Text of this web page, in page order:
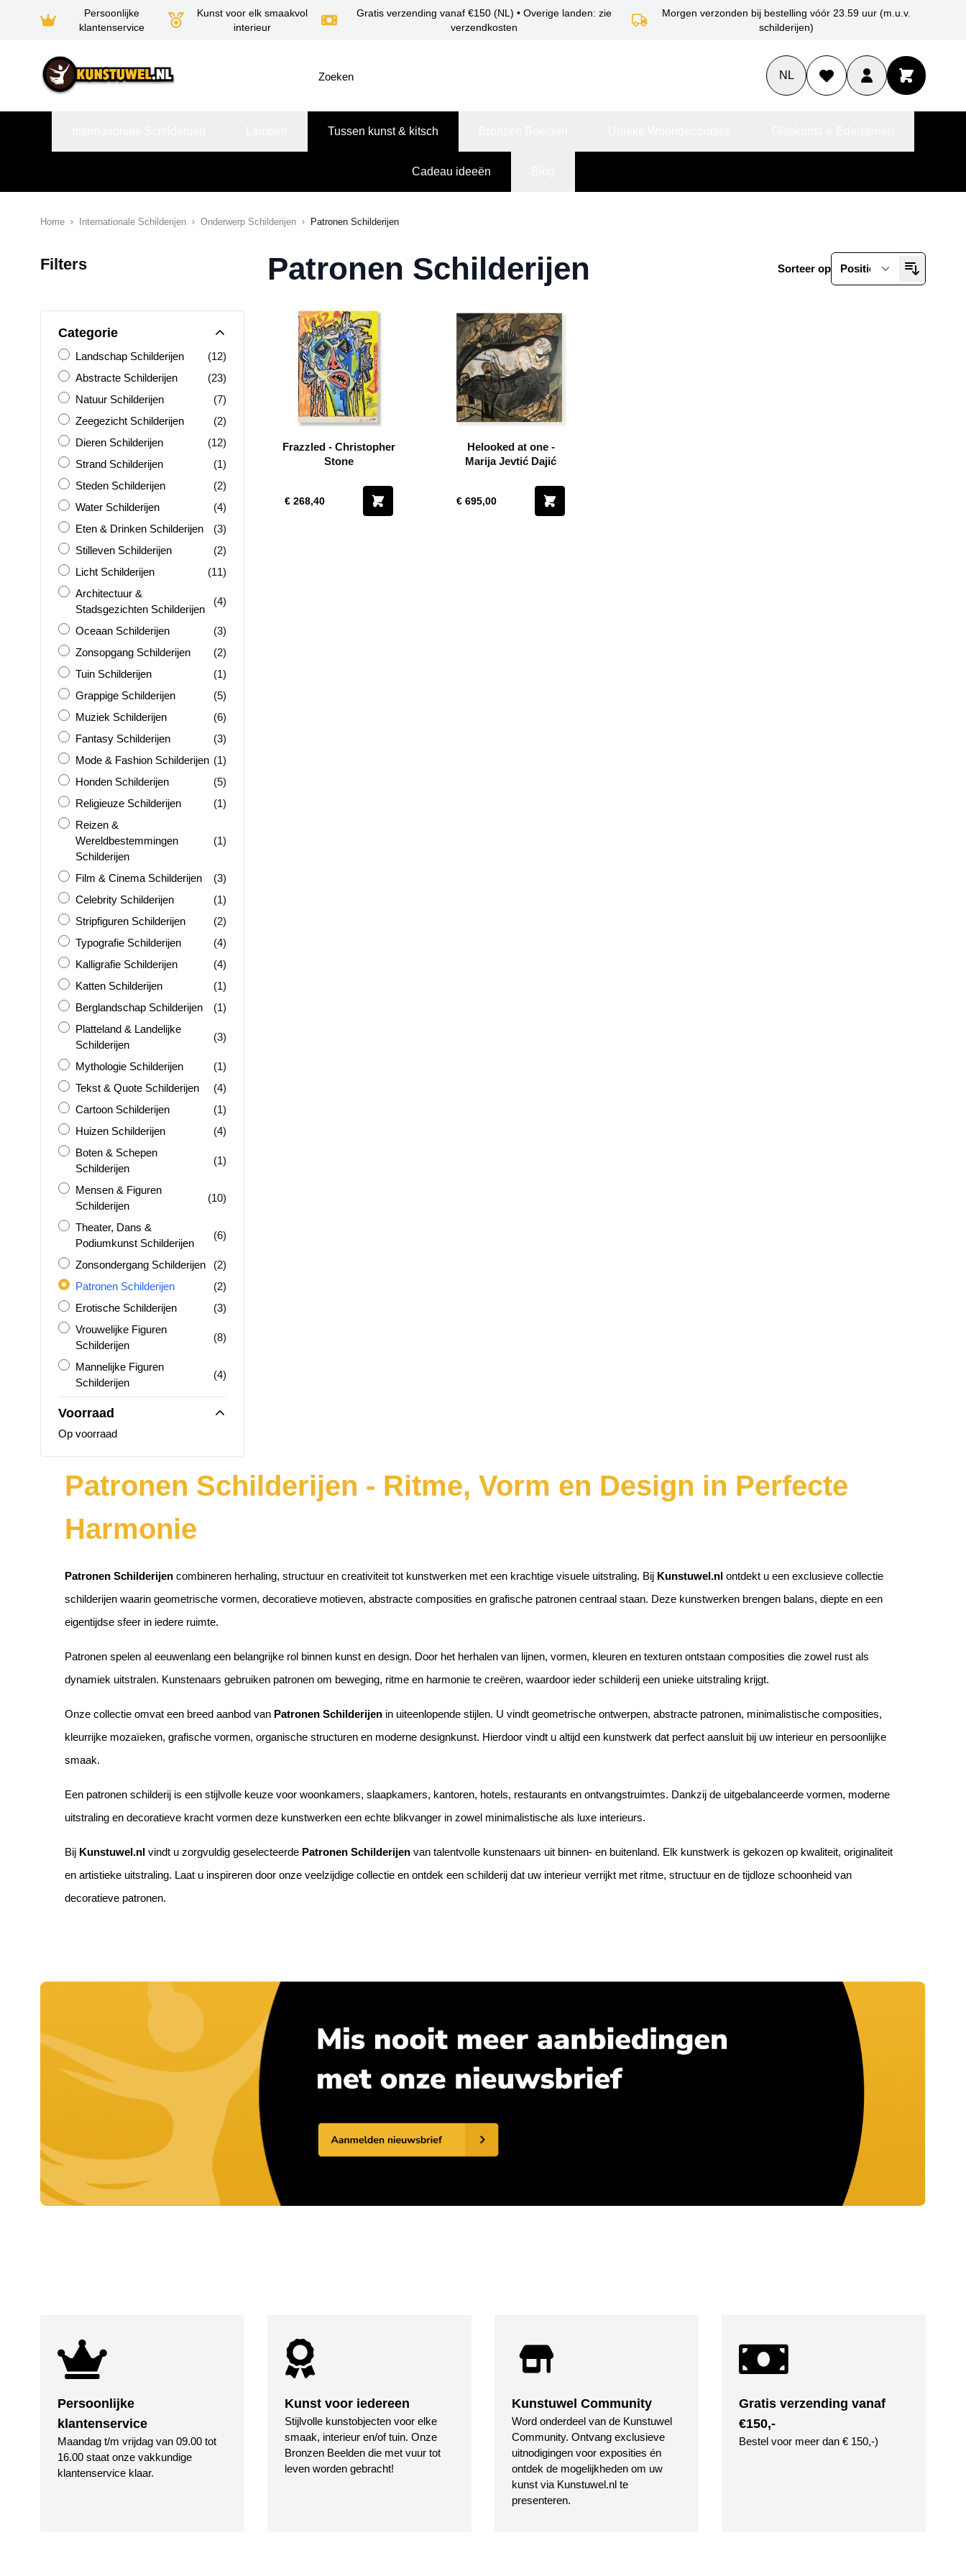
Persoonlijke
klantenservice
Kunst voor elk smaakvol
interieur
Gratis verzending vanaf €150 (NL) • Overige landen: zie
verzendkosten
Morgen verzonden bij bestelling vóór 23.59 uur (m.u.v.
schilderijen)
NL
Tussen kunst & kitsch
Cadeau ideeën
Home Internationale Schilderijen Onderwerp Schilderijen Patronen Schilderijen
Filters
Categorie
Landschap Schilderijen
Landschap Schilderijen (12)
Abstracte Schilderijen
Abstracte Schilderijen (23)
Natuur Schilderijen
Natuur Schilderijen (7)
Zeegezicht Schilderijen
Zeegezicht Schilderijen (2)
Dieren Schilderijen
Dieren Schilderijen (12)
Strand Schilderijen
Strand Schilderijen (1)
Steden Schilderijen
Steden Schilderijen (2)
Water Schilderijen
Water Schilderijen (4)
Eten &amp; Drinken Schilderijen
Eten & Drinken Schilderijen (3)
Stilleven Schilderijen
Stilleven Schilderijen (2)
Licht Schilderijen
Licht Schilderijen (11)
Architectuur &amp; Stadsgezichten Schilderijen
Architectuur &
Stadsgezichten Schilderijen
(4)
Oceaan Schilderijen
Oceaan Schilderijen (3)
Zonsopgang Schilderijen
Zonsopgang Schilderijen (2)
Tuin Schilderijen
Tuin Schilderijen (1)
Grappige Schilderijen
Grappige Schilderijen (5)
Muziek Schilderijen
Muziek Schilderijen (6)
Fantasy Schilderijen
Fantasy Schilderijen (3)
Mode &amp; Fashion Schilderijen
Mode & Fashion Schilderijen (1)
Honden Schilderijen
Honden Schilderijen (5)
Religieuze Schilderijen
Religieuze Schilderijen (1)
Reizen &amp; Wereldbestemmingen Schilderijen
Reizen &
Wereldbestemmingen
Schilderijen
(1)
Film &amp; Cinema Schilderijen
Film & Cinema Schilderijen (3)
Celebrity Schilderijen
Celebrity Schilderijen (1)
Stripfiguren Schilderijen
Stripfiguren Schilderijen (2)
Typografie Schilderijen
Typografie Schilderijen (4)
Kalligrafie Schilderijen
Kalligrafie Schilderijen (4)
Katten Schilderijen
Katten Schilderijen (1)
Berglandschap Schilderijen
Berglandschap Schilderijen (1)
Platteland &amp; Landelijke Schilderijen
Platteland & Landelijke
Schilderijen
(3)
Mythologie Schilderijen
Mythologie Schilderijen (1)
Tekst &amp; Quote Schilderijen
Tekst & Quote Schilderijen (4)
Cartoon Schilderijen
Cartoon Schilderijen (1)
Huizen Schilderijen
Huizen Schilderijen (4)
Boten &amp; Schepen Schilderijen
Boten & Schepen
Schilderijen
(1)
Mensen &amp; Figuren Schilderijen
Mensen & Figuren
Schilderijen
(10)
Theater, Dans &amp; Podiumkunst Schilderijen
Theater, Dans &
Podiumkunst Schilderijen
(6)
Zonsondergang Schilderijen
Zonsondergang Schilderijen (2)
Patronen Schilderijen
Patronen Schilderijen (2)
Erotische Schilderijen
Erotische Schilderijen (3)
Vrouwelijke Figuren Schilderijen
Vrouwelijke Figuren
Schilderijen
(8)
Mannelijke Figuren Schilderijen
Mannelijke Figuren
Schilderijen
(4)
Voorraad
Op voorraad
Patronen Schilderijen Sorteer op
Frazzled - Christopher
Stone
€ 268,40
Helooked at one -
Marija Jevtić Dajić
€ 695,00
Patronen Schilderijen - Ritme, Vorm en Design in Perfecte
Harmonie
Patronen Schilderijen combineren herhaling, structuur en creativiteit tot kunstwerken met een krachtige visuele uitstraling. Bij Kunstuwel.nl ontdekt u een exclusieve collectie
schilderijen waarin geometrische vormen, decoratieve motieven, abstracte composities en grafische patronen centraal staan. Deze kunstwerken brengen balans, diepte en een
eigentijdse sfeer in iedere ruimte.
Patronen spelen al eeuwenlang een belangrijke rol binnen kunst en design. Door het herhalen van lijnen, vormen, kleuren en texturen ontstaan composities die zowel rust als
dynamiek uitstralen. Kunstenaars gebruiken patronen om beweging, ritme en harmonie te creëren, waardoor ieder schilderij een unieke uitstraling krijgt.
Onze collectie omvat een breed aanbod van Patronen Schilderijen in uiteenlopende stijlen. U vindt geometrische ontwerpen, abstracte patronen, minimalistische composities,
kleurrijke mozaïeken, grafische vormen, organische structuren en moderne designkunst. Hierdoor vindt u altijd een kunstwerk dat perfect aansluit bij uw interieur en persoonlijke
smaak.
Een patronen schilderij is een stijlvolle keuze voor woonkamers, slaapkamers, kantoren, hotels, restaurants en ontvangstruimtes. Dankzij de uitgebalanceerde vormen, moderne
uitstraling en decoratieve kracht vormen deze kunstwerken een echte blikvanger in zowel minimalistische als luxe interieurs.
Bij Kunstuwel.nl vindt u zorgvuldig geselecteerde Patronen Schilderijen van talentvolle kunstenaars uit binnen- en buitenland. Elk kunstwerk is gekozen op kwaliteit, originaliteit
en artistieke uitstraling. Laat u inspireren door onze veelzijdige collectie en ontdek een schilderij dat uw interieur verrijkt met ritme, structuur en de tijdloze schoonheid van
decoratieve patronen.
Persoonlijke
klantenservice
Maandag t/m vrijdag van 09.00 tot
16.00 staat onze vakkundige
klantenservice klaar.
Kunst voor iedereen
Stijlvolle kunstobjecten voor elke
smaak, interieur en/of tuin. Onze
Bronzen Beelden die met vuur tot
leven worden gebracht!
Kunstuwel Community
Word onderdeel van de Kunstuwel
Community. Ontvang exclusieve
uitnodigingen voor exposities én
ontdek de mogelijkheden om uw
kunst via Kunstuwel.nl te
presenteren.
Gratis verzending vanaf
€150,-
Bestel voor meer dan € 150,-)